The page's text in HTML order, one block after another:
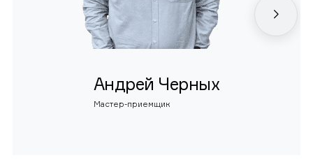
Андрей Черных
Мастер-приемщик